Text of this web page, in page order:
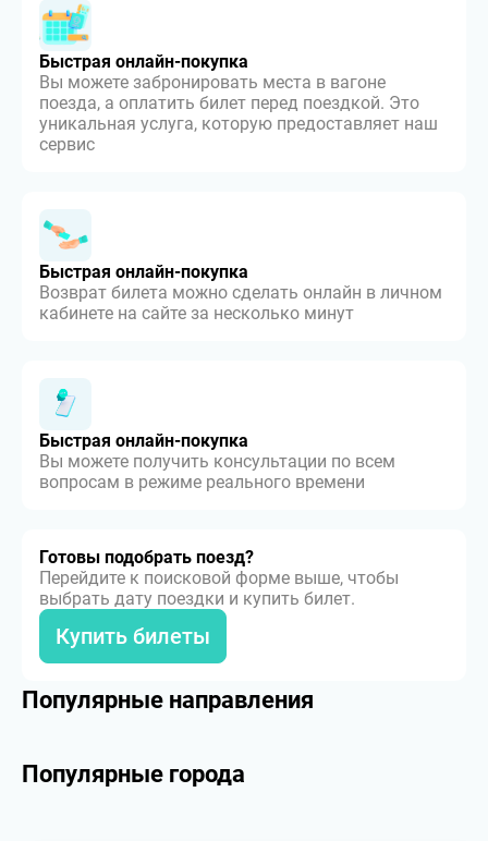
Быстрая онлайн-покупка
Вы можете забронировать места в вагоне
поезда, а оплатить билет перед поездкой. Это
уникальная услуга, которую предоставляет наш
сервис
Быстрая онлайн-покупка
Возврат билета можно сделать онлайн в личном
кабинете на сайте за несколько минут
Быстрая онлайн-покупка
Вы можете получить консультации по всем
вопросам в режиме реального времени
Готовы подобрать поезд?
Перейдите к поисковой форме выше, чтобы
выбрать дату поездки и купить билет.
Купить билеты
Популярные направления
Популярные города